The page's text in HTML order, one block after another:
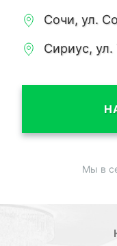
Сочи, ул.
Сириус, ул.
Мы в